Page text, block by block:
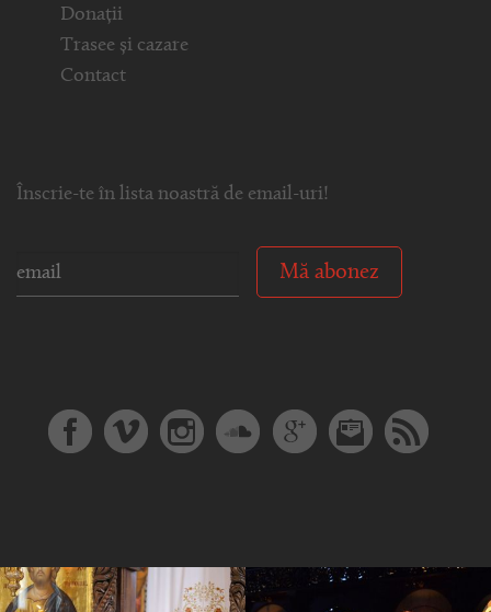
Donații
Trasee și cazare
Contact
Înscrie-te în lista noastră de email-uri!
Mă abonez